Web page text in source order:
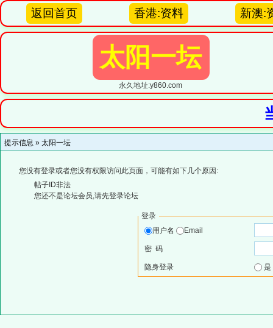
返回首页 香港:资料 新澳:
太阳一坛
永久地址:y860.com
提示信息 » 太阳一坛
您没有登录或者您没有权限访问此页面，可能有如下几个原因:
帖子ID非法
您还不是论坛会员,请先登录论坛
登录
用户名
Email
密 码
隐身登录